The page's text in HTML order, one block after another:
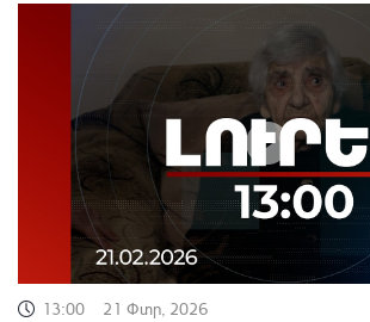
13:00 21 Փտր, 2026